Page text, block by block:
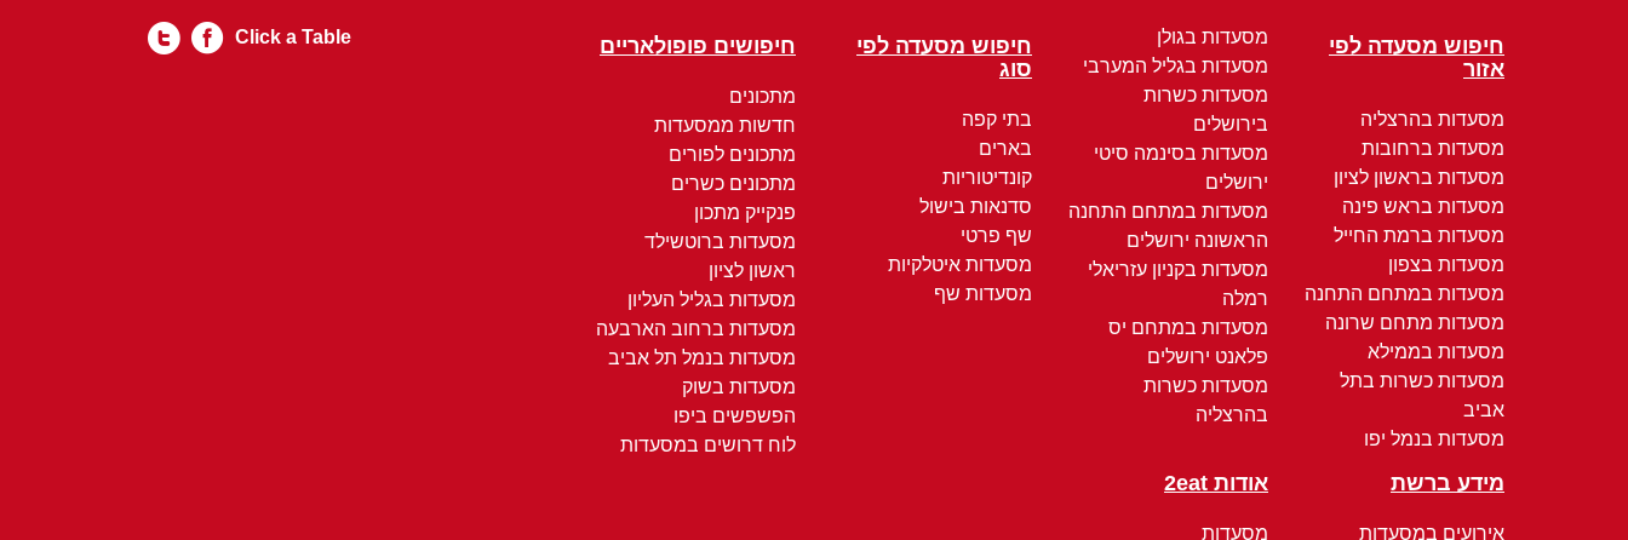
חיפוש מסעדה לפי
אזור
מסעדות בהרצליה
מסעדות ברחובות
מסעדות בראשון לציון
מסעדות בראש פינה
מסעדות ברמת החייל
מסעדות בצפון
מסעדות במתחם התחנה
מסעדות מתחם שרונה
מסעדות בממילא
מסעדות כשרות בתל
אביב
מסעדות בנמל יפו
מסעדות בגולן
מסעדות בגליל המערבי
מסעדות כשרות
בירושלים
מסעדות בסינמה סיטי
ירושלים
מסעדות במתחם התחנה
הראשונה ירושלים
מסעדות בקניון עזריאלי
רמלה
מסעדות במתחם יס
פלאנט ירושלים
מסעדות כשרות
בהרצליה
חיפוש מסעדה לפי
סוג
בתי קפה
בארים
קונדיטוריות
סדנאות בישול
שף פרטי
מסעדות איטלקיות
מסעדות שף
חיפושים פופולאריים
מתכונים
חדשות ממסעדות
מתכונים לפורים
מתכונים כשרים
פנקייק מתכון
מסעדות ברוטשילד
ראשון לציון
מסעדות בגליל העליון
מסעדות ברחוב הארבעה
מסעדות בנמל תל אביב
מסעדות בשוק
הפשפשים ביפו
לוח דרושים במסעדות
מידע ברשת
אירועים במסעדות
אודות 2eat
מסעדות
Click a Table